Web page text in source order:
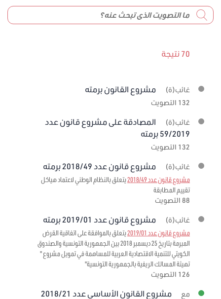
70 نتيجة
غائب(ة) مشروع القانون برمته
132 التصويت
غائب(ة)
المصادقة على مشروع قانون عدد
59/2019 برمته
132 التصويت
غائب(ة) مشروع قانون عدد 2018/49 برمته
مشروع قانون عدد 2018/49
يتعلق بالنظام الوطني لاعتماد هياكل
تقييم المطابقة
88 التصويت
غائب(ة) مشروع قانون عدد 2019/01 برمته
مشروع قانون عدد 2019/01
يتعلق بالموافقة على اتفاقية القرض
المبرمة بتاريخ 25 ديسمبر 2018 بين الجمهورية التونسية والصندوق
الكويتي للتنمية الاقتصادية العربية للمساهمة في تمويل مشروع "
تهيئة المسالك الريفية بالجمهورية التونسية"
126 التصويت
مع
مشروع القانون الأساسي عدد 2018/21